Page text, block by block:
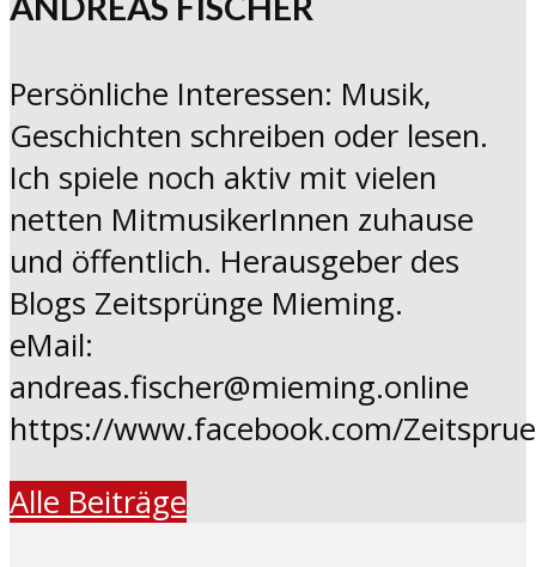
Persönliche Interessen: Musik,
Geschichten schreiben oder lesen.
Ich spiele noch aktiv mit vielen
netten MitmusikerInnen zuhause
und öffentlich. Herausgeber des
Blogs Zeitsprünge Mieming.
eMail:
andreas.fischer@mieming.online
https://www.facebook.com/
Alle Beiträge